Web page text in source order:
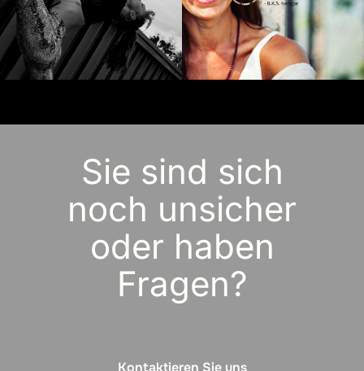
Sie sind sich
noch unsicher
oder haben
Fragen?
Kontaktieren Sie uns